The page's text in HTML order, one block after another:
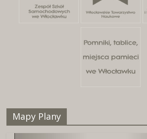
Mapy Plany